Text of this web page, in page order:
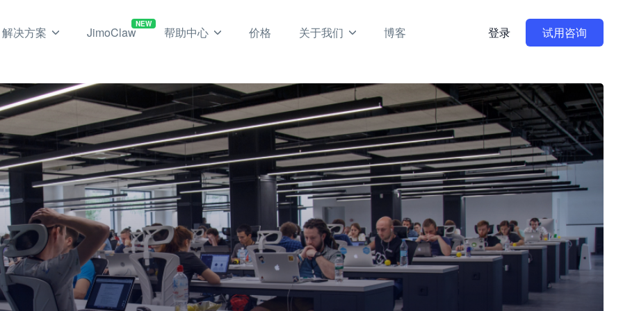
解决方案 JimoClaw
NEW
帮助中心 价格 关于我们 博客 登录 试用咨询